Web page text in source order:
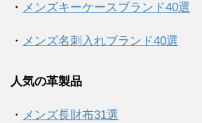
・ メンズキーケースブランド40選
・ メンズ名刺入れブランド40選
人気の革製品
・ メンズ長財布31選